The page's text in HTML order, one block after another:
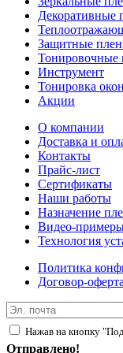
Декоративные
Защитные
Тонировочные
Инструмент
Тонировка окон
Акции
О компании
Доставка и
Контакты
Прайс-лист
Сертификаты
Наши работы
Назначение
Видео-
Технология
Политика
Договор-оферта
Нажав на кнопку
Отправлено!